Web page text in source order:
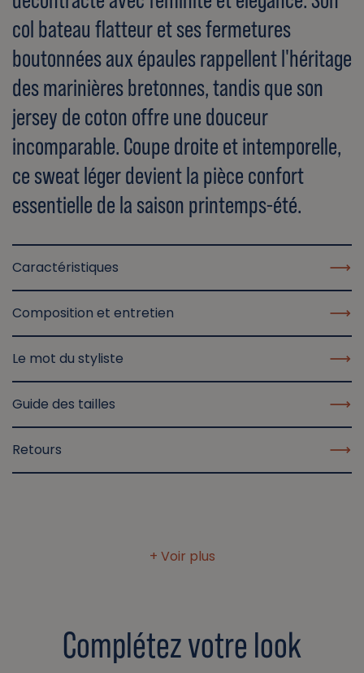
col bateau flatteur et ses fermetures
boutonnées aux épaules rappellent l'héritage
des marinières bretonnes, tandis que son
jersey de coton offre une douceur
incomparable. Coupe droite et intemporelle,
ce sweat léger devient la pièce confort
essentielle de la saison printemps-été.
Caractéristiques
Composition et entretien
Le mot du styliste
Guide des tailles
Retours
Complétez votre look